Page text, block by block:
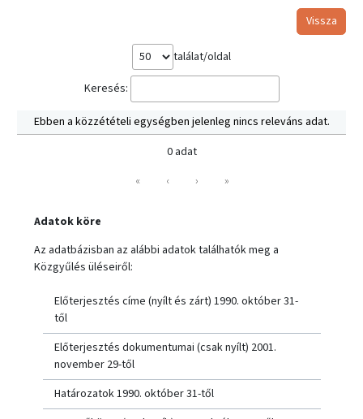
Vissza
találat/oldal
Keresés:
Ebben a közzétételi egységben jelenleg nincs releváns adat.
0 adat
«
‹ › »
Adatok köre
Az adatbázisban az alábbi adatok találhatók meg a
Közgyűlés üléseiről:
Előterjesztés címe (nyílt és zárt) 1990. október 31-
től
Előterjesztés dokumentumai (csak nyílt) 2001.
november 29-től
Határozatok 1990. október 31-től